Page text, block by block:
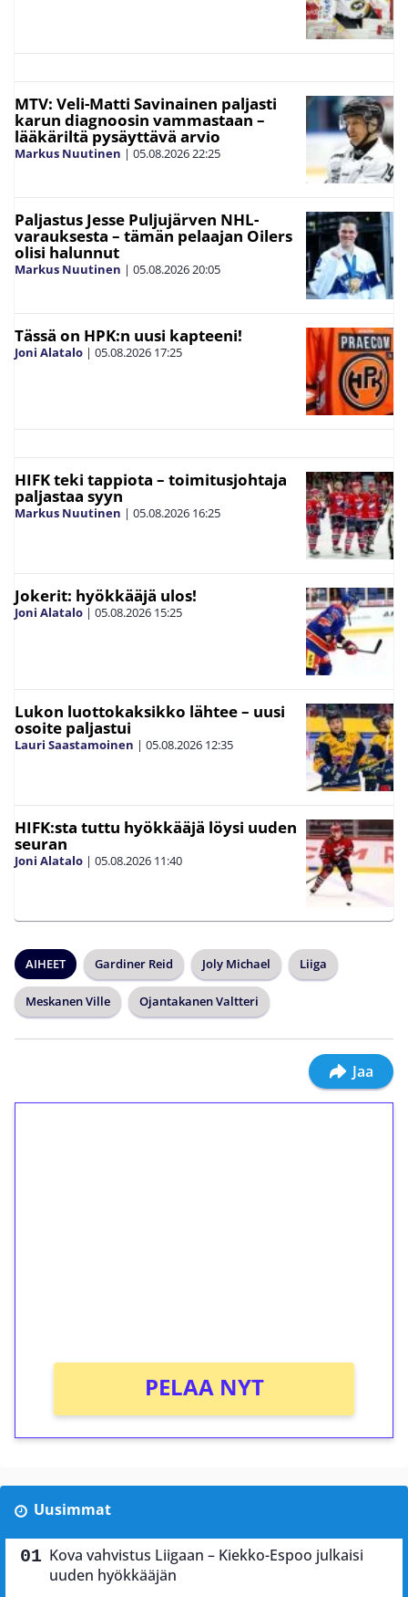
MTV: Veli-Matti Savinainen paljasti
karun diagnoosin vammastaan –
lääkäriltä pysäyttävä arvio
Markus Nuutinen | 05.08.202622:25
Paljastus Jesse Puljujärven NHL-
varauksesta – tämän pelaajan Oilers
olisi halunnut
Markus Nuutinen | 05.08.202620:05
Tässä on HPK:n uusi kapteeni!
Joni Alatalo | 05.08.2026 17:25
HIFK teki tappiota – toimitusjohtaja
paljastaa syyn
Markus Nuutinen | 05.08.2026 16:25
Jokerit: hyökkääjä ulos!
Joni Alatalo | 05.08.2026 15:25
Lukon luottokaksikko lähtee – uusi
osoite paljastui
Lauri Saastamoinen | 05.08.2026 12:35
HIFK:sta tuttu hyökkääjä löysi uuden
seuran
Joni Alatalo | 05.08.2026 11:40
AIHEET Gardiner Reid Joly Michael Liiga
Meskanen Ville Ojantakanen Valtteri
Jaa
PELAA NYT
Uusimmat
Kova vahvistus Liigaan – Kiekko-Espoo julkaisi
uuden hyökkääjän